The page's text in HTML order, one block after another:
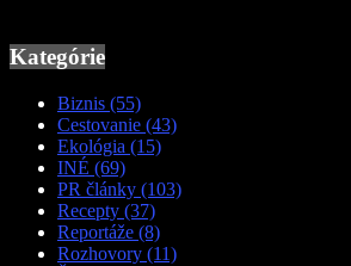
Kategórie
Biznis (55)
Cestovanie (43)
Ekológia (15)
INÉ (69)
PR články (103)
Recepty (37)
Reportáže (8)
Rozhovory (11)